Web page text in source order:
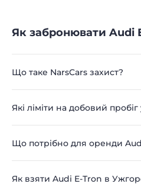
Як забронювати Audi
Що таке NarsCars захист?
Які ліміти на добовий пробіг
Що потрібно для оренди
Як взяти Audi E-Tron в